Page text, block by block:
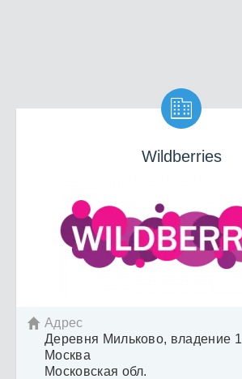

Wildberries
 Адрес
Деревня Мильково, владение 1
Москва
Московская обл.